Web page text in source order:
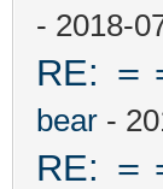
- 2018-
RE: ＝
bear -
RE: ＝